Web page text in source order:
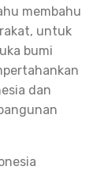
membahu
untuk
bumi
dan